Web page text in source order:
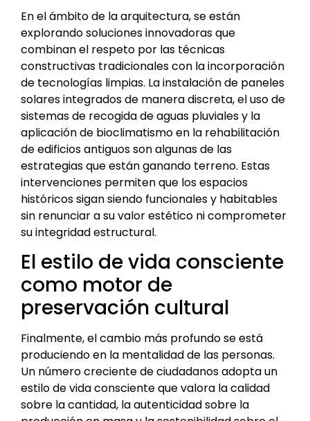
En el ámbito de la arquitectura, se están
explorando soluciones innovadoras que
combinan el respeto por las técnicas
constructivas tradicionales con la incorporación
de tecnologías limpias. La instalación de paneles
solares integrados de manera discreta, el uso de
sistemas de recogida de aguas pluviales y la
aplicación de bioclimatismo en la rehabilitación
de edificios antiguos son algunas de las
estrategias que están ganando terreno. Estas
intervenciones permiten que los espacios
históricos sigan siendo funcionales y habitables
sin renunciar a su valor estético ni comprometer
su integridad estructural.
El estilo de vida consciente
como motor de
preservación cultural
Finalmente, el cambio más profundo se está
produciendo en la mentalidad de las personas.
Un número creciente de ciudadanos adopta un
estilo de vida consciente que valora la calidad
sobre la cantidad, la autenticidad sobre la